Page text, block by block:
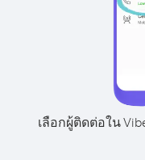
เลือกผู้ติดต่อใน